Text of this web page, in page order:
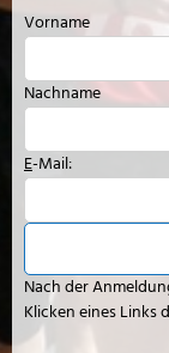
Vorname
Nachname
E-Mail:
Nach der
Klicken eines Links